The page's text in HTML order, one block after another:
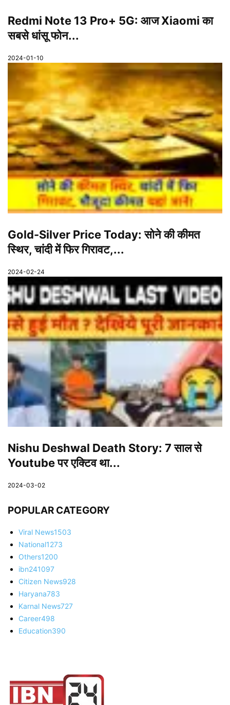
Redmi Note 13 Pro+ 5G: आज Xiaomi का
सबसे धांसू फोन...
2024-01-10
Gold-Silver Price Today: सोने की कीमत
स्थिर, चांदी में फिर गिरावट,...
2024-02-24
Nishu Deshwal Death Story: 7 साल से
Youtube पर एक्टिव था...
2024-03-02
POPULAR CATEGORY
Viral News1503
National1273
Others1200
ibn241097
Citizen News928
Haryana783
Karnal News727
Career498
Education390